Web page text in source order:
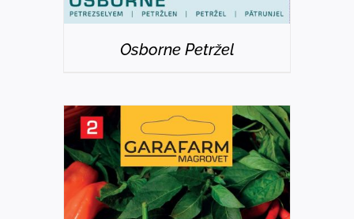
Osborne Petržel